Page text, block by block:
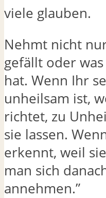
viele glauben.
Nehmt nicht
gefällt oder
hat. Wenn Ihr
unheilsam ist,
richtet, zu
sie lassen.
erkennt, weil
man sich
annehmen.”